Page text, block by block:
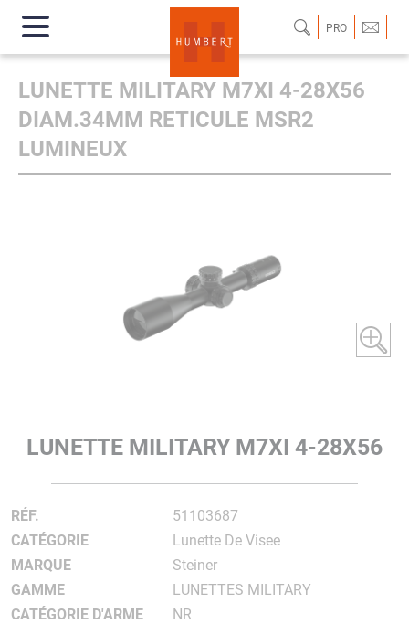
PRO
LUNETTE MILITARY M7XI 4-28X56
DIAM.34MM RETICULE MSR2
LUMINEUX
LUNETTE MILITARY M7XI 4-28X56
RÉF.
51103687
CATÉGORIE
Lunette De Visee
MARQUE
Steiner
GAMME
LUNETTES MILITARY
CATÉGORIE D'ARME
NR